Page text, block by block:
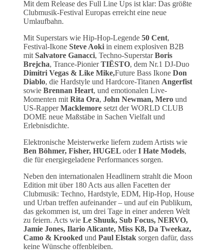
Mit dem Release des Full Line Ups ist klar: Das größte
Clubmusik-Festival Europas erreicht eine neue
Umlaufbahn.
Mit Superstars wie Hip-Hop-Legende 50 Cent,
Festival-Ikone Steve Aoki in einem explosiven B2B
mit Salvatore Ganacci, Techno-SuperstarBoris
Brejcha, Trance-PionierTIËSTO, dem Nr.1 DJ-Duo
Dimitri Vegas & Like Mike,Future Bass Ikone Don
Diablo, die Hardstyle und Hardcore-Titanen Angerfist
sowie Brennan Heart, und emotionalen Live-
Momenten mit Rita Ora, John Newman, Mero und
US-RapperMacklemore setzt der WORLD CLUB
DOME neue Maßstäbe in Sachen Vielfalt und
Erlebnisdichte.
Elektronische Meisterwerke liefern zudem Artists wie
Ben Böhmer, Fisher, HUGEL oderI Hate Models,
die für energiegeladene Performances sorgen.
Neben den internationalen Headlinern strahlt die Moon
Edition mit über 180 Acts aus allen Facetten der
Clubmusik: Techno, Hardstyle, EDM, Hip-Hop, House
und Urban treffen aufeinander – und auf ein Publikum,
das gekommen ist, um drei Tage in einer anderen Welt
zu feiern. Acts wie Le Shuuk, Sub Focus, NERVO,
Jamie Jones, Ilario Alicante, Miss K8, Da Tweekaz,
Camo & Krooked und Paul Elstak sorgen dafür, dass
keine Wünsche offenbleiben.